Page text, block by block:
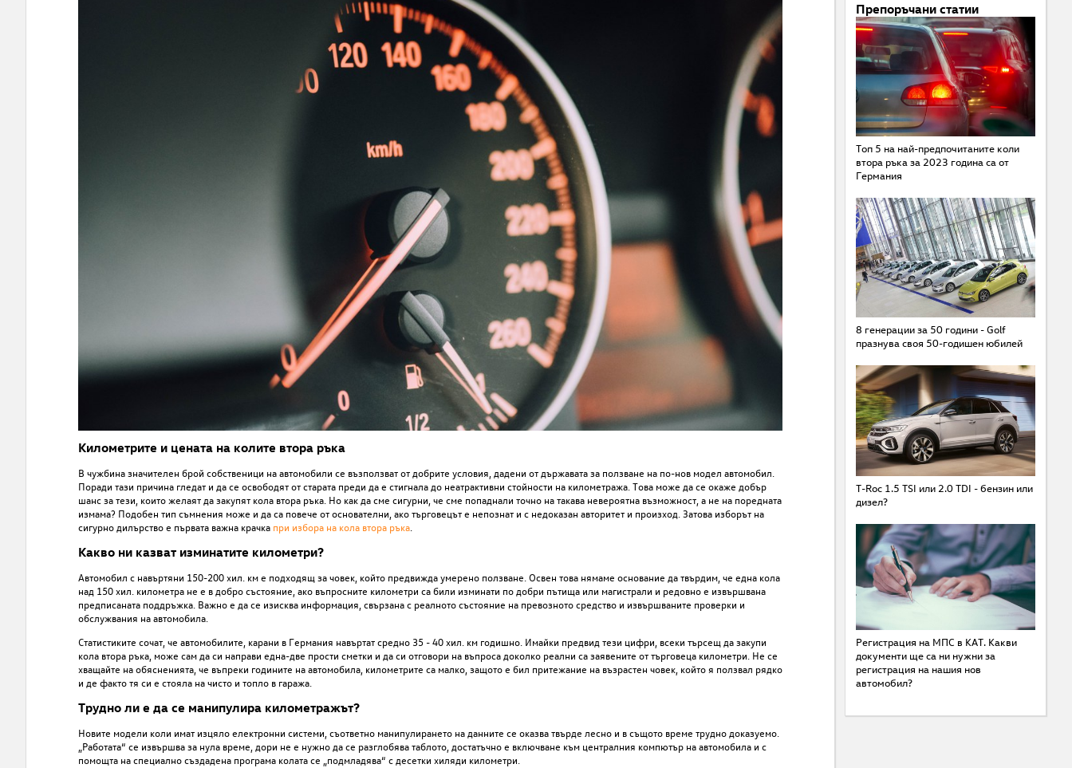
Километрите и цената на колите втора ръка
В чужбина значителен брой собственици на автомобили се възползват от добрите условия, дадени от държавата за ползване на по-нов модел автомобил.
Поради тази причина гледат и да се освободят от старата преди да е стигнала до неатрактивни стойности на километража. Това може да се окаже добър
шанс за тези, които желаят да закупят кола втора ръка. Но как да сме сигурни, че сме попаднали точно на такава невероятна възможност, а не на поредната
измама? Подобен тип съмнения може и да са повече от основателни, ако търговецът е непознат и с недоказан авторитет и произход. Затова изборът на
сигурно дилърство е първата важна крачка при избора на кола втора ръка.
Какво ни казват изминатите километри?
Автомобил с навъртяни 150-200 хил. км е подходящ за човек, който предвижда умерено ползване. Освен това нямаме основание да твърдим, че една кола
над 150 хил. километра не е в добро състояние, ако въпросните километри са били изминати по добри пътища или магистрали и редовно е извършвана
предписаната поддръжка. Важно е да се изисква информация, свързана с реалното състояние на превозното средство и извършваните проверки и
обслужвания на автомобила.
Статистиките сочат, че автомобилите, карани в Германия навъртат средно 35 - 40 хил. км годишно. Имайки предвид тези цифри, всеки търсещ да закупи
кола втора ръка, може сам да си направи една-две прости сметки и да си отговори на въпроса доколко реални са заявените от търговеца километри. Не се
хващайте на обясненията, че въпреки годините на автомобила, километрите са малко, защото е бил притежание на възрастен човек, който я ползвал рядко
и де факто тя си е стояла на чисто и топло в гаража.
Трудно ли е да се манипулира километражът?
Новите модели коли имат изцяло електронни системи, съответно манипулирането на данните се оказва твърде лесно и в същото време трудно доказуемо.
„Работата“ се извършва за нула време, дори не е нужно да се разглобява таблото, достатъчно е включване към централния компютър на автомобила и с
помощта на специално създадена програма колата се „подмладява“ с десетки хиляди километри.
Препоръчани статии
Топ 5 на най-предпочитаните коли
втора ръка за 2023 година са от
Германия
8 генерации за 50 години - Golf
празнува своя 50-годишен юбилей
T-Roc 1.5 TSI или 2.0 TDI - бензин или
дизел?
Регистрация на МПС в КАТ. Какви
документи ще са ни нужни за
регистрация на нашия нов
автомобил?